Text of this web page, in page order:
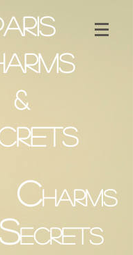
&
Charms
Secrets